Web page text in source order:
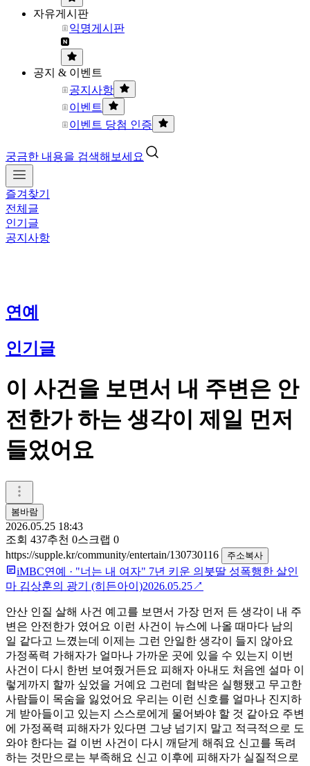
자유게시판
익명게시판
공지 & 이벤트
공지사항
이벤트
이벤트 당첨 인증
궁금한 내용을 검색해보세요
즐겨찾기
전체글
인기글
공지사항
연예
인기글
이 사건을 보면서 내 주변은 안
전한가 하는 생각이 제일 먼저
들었어요
봄바람
2026.05.25 18:43
조회 437추천 0스크랩 0
https://supple.kr/community/entertain/130730116
주소복사
iMBC연예 · "너는 내 여자" 7년 키운 의붓딸 성폭행한 살인
마 김상훈의 광기 (히든아이)2026.05.25↗
안산 인질 살해 사건 예고를 보면서 가장 먼저 든 생각이 내 주
변은 안전한가 였어요 이런 사건이 뉴스에 나올 때마다 남의
일 같다고 느꼈는데 이제는 그런 안일한 생각이 들지 않아요
가정폭력 가해자가 얼마나 가까운 곳에 있을 수 있는지 이번
사건이 다시 한번 보여줬거든요 피해자 아내도 처음엔 설마 이
렇게까지 할까 싶었을 거예요 그런데 협박은 실행됐고 무고한
사람들이 목숨을 잃었어요 우리는 이런 신호를 얼마나 진지하
게 받아들이고 있는지 스스로에게 물어봐야 할 것 같아요 주변
에 가정폭력 피해자가 있다면 그냥 넘기지 말고 적극적으로 도
와야 한다는 걸 이번 사건이 다시 깨닫게 해줘요 신고를 독려
하는 것만으로는 부족해요 신고 이후에 피해자가 실질적으로